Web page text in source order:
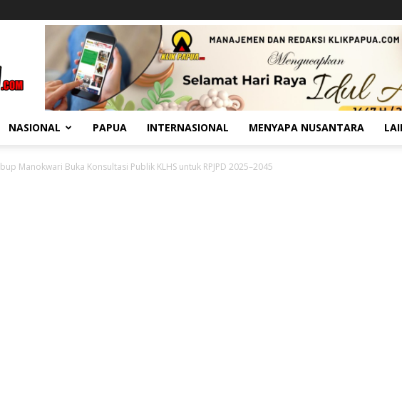
NASIONAL PAPUA INTERNASIONAL MENYAPA NUSANTARA
Manokwari Buka Konsultasi Publik KLHS untuk RPJPD 2025–2045